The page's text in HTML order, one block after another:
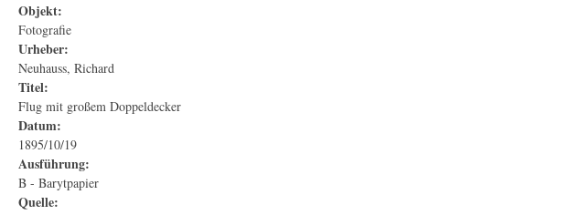
Objekt:
Fotografie
Urheber:
Neuhauss, Richard
Titel:
Flug mit großem Doppeldecker
Datum:
1895/10/19
Ausführung:
B - Barytpapier
Quelle: